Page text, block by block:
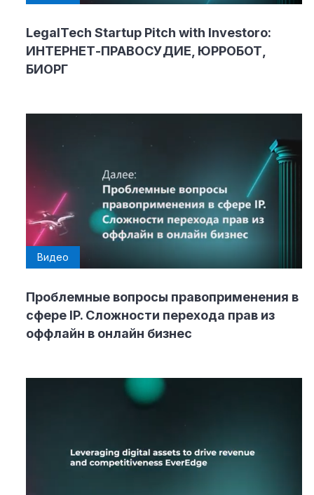
LegalTech Startup Pitch with Investoro:
ИНТЕРНЕТ-ПРАВОСУДИЕ, ЮРРОБОТ,
БИОРГ
Видео
Проблемные вопросы правоприменения в
сфере IP. Сложности перехода прав из
оффлайн в онлайн бизнес